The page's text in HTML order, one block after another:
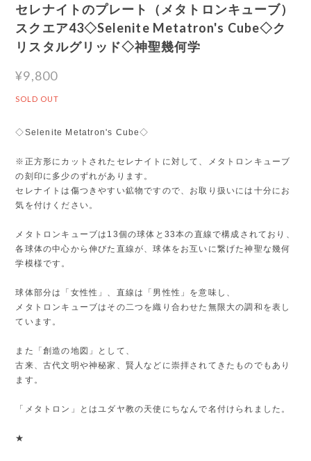
セレナイトのプレート（メタトロンキューブ）
スクエア43◇Selenite Metatron's Cube◇ク
リスタルグリッド◇神聖幾何学
¥9,800
SOLD OUT
◇Selenite Metatron's Cube◇
※正方形にカットされたセレナイトに対して、メタトロンキューブ
の刻印に多少のずれがあります。
セレナイトは傷つきやすい鉱物ですので、お取り扱いには十分にお
気を付けください。
メタトロンキューブは13個の球体と33本の直線で構成されており、
各球体の中心から伸びた直線が、球体をお互いに繋げた神聖な幾何
学模様です。
球体部分は「女性性」、直線は「男性性」を意味し、
メタトロンキューブはその二つを織り合わせた無限大の調和を表し
ています。
また「創造の地図」として、
古来、古代文明や神秘家、賢人などに崇拝されてきたものでもあり
ます。
「メタトロン」とはユダヤ教の天使にちなんで名付けられました。
★